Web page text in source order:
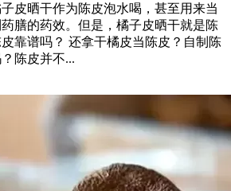
皮晒干作为陈皮泡水喝，甚至用来当
膳的药效。但是，橘子皮晒干就是陈
靠谱吗？ 还拿干橘皮当陈皮？自制陈
陈皮并不...